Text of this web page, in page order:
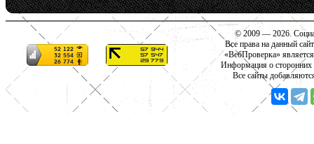
© 2009 — 2026.
Все права на данный
«ВебПроверка»
Информация о сторонних
Все сайты